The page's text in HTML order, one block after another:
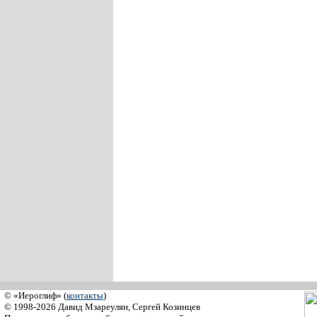
© «Иероглиф» (контакты)
© 1998-2026 Давид Мзареулян, Сергей Козинцев